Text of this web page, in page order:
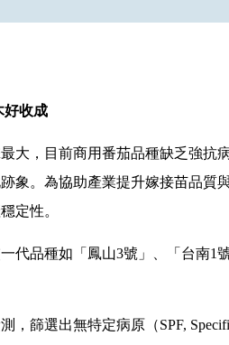
好收成
大，目前商用番茄品種缺乏強抗
象。為協助產業提升嫁接苗品質
定性。
代品種如「鳳山3號」、「台南1
選出無特定病原（SPF, Specific